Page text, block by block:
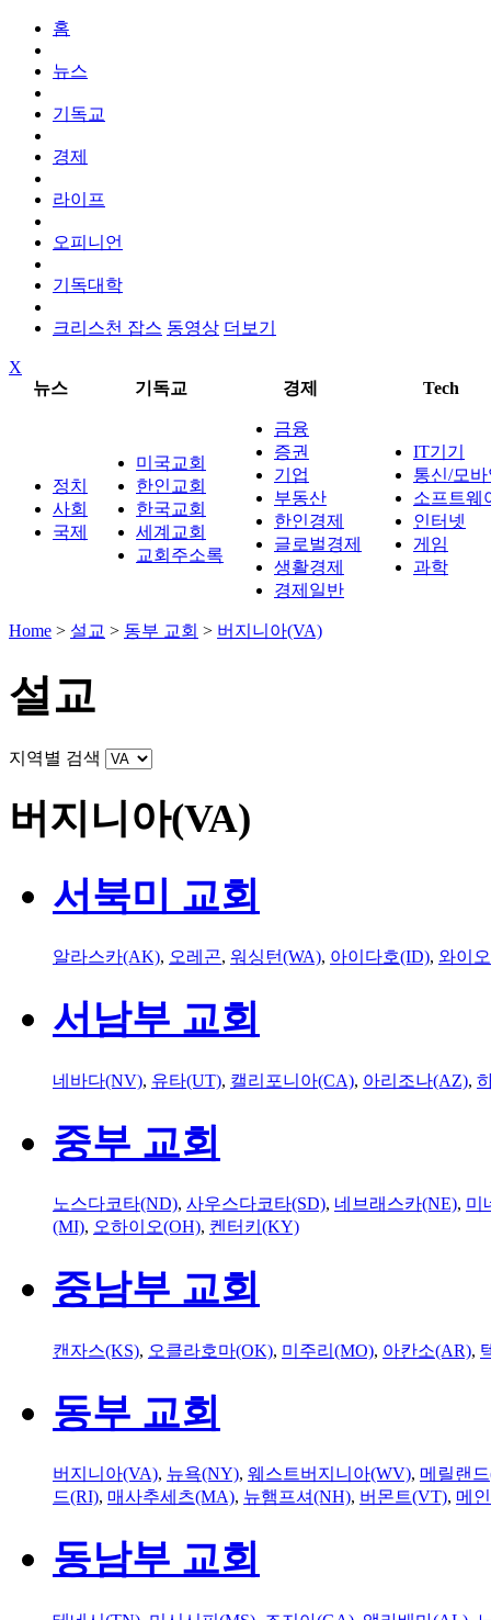
홈
뉴스
기독교
경제
라이프
오피니언
기독대학
크리스천 잡스 동영상 더보기
X
뉴스
기독교 경제 Tech
정치
사회
국제
미국교회
한인교회
한국교회
세계교회
교회주소록
금융
증권
기업
부동산
한인경제
글로벌경제
생활경제
경제일반
IT기기
통신/모
소프트웨
인터넷
게임
과학
Home > 설교 > 동부 교회 > 버지니아(VA)
설교
지역별 검색
버지니아(VA)
서북미 교회
알라스카(AK), 오레곤, 워싱턴(WA), 아이다호(ID), 와이
서남부 교회
네바다(NV), 유타(UT), 캘리포니아(CA), 아리조나(AZ),
중부 교회
노스다코타(ND), 사우스다코타(SD), 네브래스카(NE), 미
(MI), 오하이오(OH), 켄터키(KY)
중남부 교회
캔자스(KS), 오클라호마(OK), 미주리(MO), 아칸소(AR),
동부 교회
버지니아(VA), 뉴욕(NY), 웨스트버지니아(WV), 메릴랜
드(RI), 매사추세츠(MA), 뉴햄프셔(NH), 버몬트(VT), 메
동남부 교회